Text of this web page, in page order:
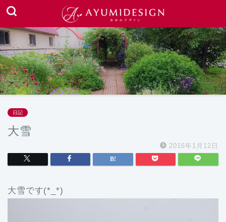
日記
大雪
2016年1月12日
大雪です(*_*)